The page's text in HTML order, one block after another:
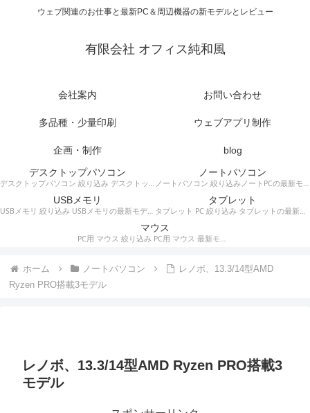
ウェブ関連のお仕事と最新PC＆周辺機器の新モデルとレビュー
有限会社 オフィス純和風
会社案内 お問い合わせ
多品種・少量印刷 ウェブアプリ制作
企画・制作
blog
デスクトップパソコン
デスクトップパソコン 絞り込み デスクトップPCの最新モデルやスペック・仕様に関する情報。
ノートパソコン
ノートパソコン 絞り込みノートPCの最新モデルやスペック・仕様に関する情報。
USBメモリ
USBメモリ 絞り込み USBメモリの最新モデルやスペック・仕様に関する情報。
タブレット
タブレット PC 絞り込み タブレットの最新モデルやスペック・仕様に関する情報。
マウス
PC用 マウス 絞り込み PC用 マウス 最新モデルやスペック・仕様に関する情報。ワイヤレスマウス、有線マウス、接続タイプなど。
ホーム ノートパソコン
レノボ、13.3/14型AMD
Ryzen PRO搭載3モデル
レノボ、13.3/14型AMD Ryzen PRO搭載3
モデル